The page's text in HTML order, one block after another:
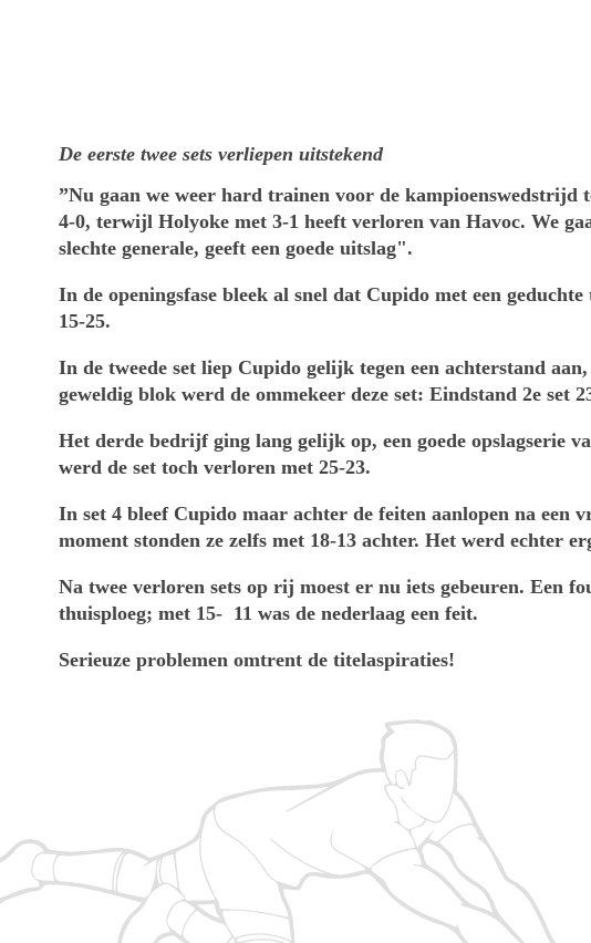
De eerste twee sets verliepen uitstekend
”Nu gaan we weer hard trainen voor de kampioenswedstrijd
4-0, terwijl Holyoke met 3-1 heeft verloren van Havoc. We
slechte generale, geeft een goede uitslag".
In de openingsfase bleek al snel dat Cupido met een
15-25.
In de tweede set liep Cupido gelijk tegen een achterstand
geweldig blok werd de ommekeer deze set: Eindstand 2e set
Het derde bedrijf ging lang gelijk op, een goede opslagserie
werd de set toch verloren met 25-23.
In set 4 bleef Cupido maar achter de feiten aanlopen na een
moment stonden ze zelfs met 18-13 achter. Het werd echter
Na twee verloren sets op rij moest er nu iets gebeuren. Een
thuisploeg; met 15- 11 was de nederlaag een feit.
Serieuze problemen omtrent de titelaspiraties!